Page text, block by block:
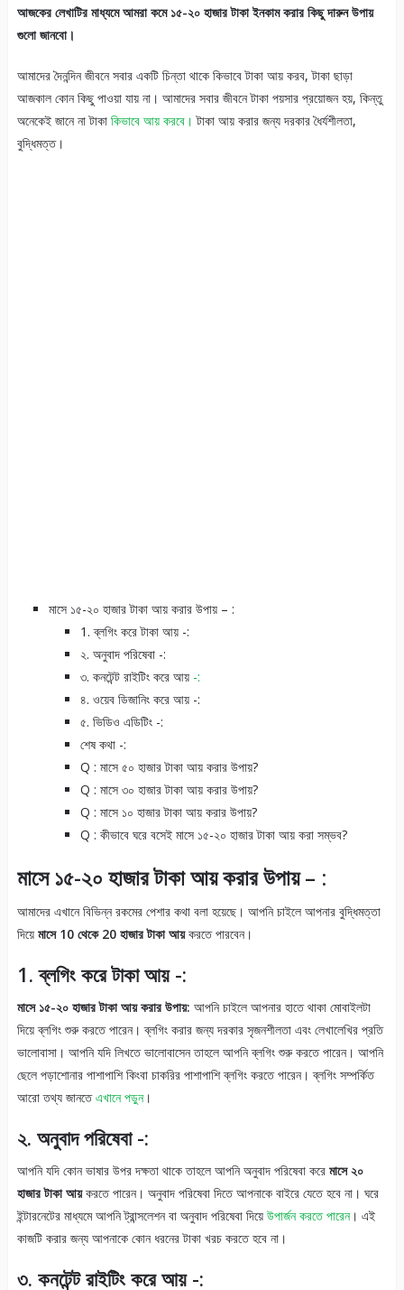
আজকের লেখাটির মাধ্যমে আমরা কমে ১৫-২০ হাজার টাকা ইনকাম করার কিছু দারুন উপায়
গুলো জানবো।
আমাদের দৈনন্দিন জীবনে সবার একটি চিন্তা থাকে কিভাবে টাকা আয় করব, টাকা ছাড়া
আজকাল কোন কিছু পাওয়া যায় না। আমাদের সবার জীবনে টাকা পয়সার প্রয়োজন হয়, কিন্তু
অনেকেই জানে না টাকাকিভাবে আয় করবে। টাকা আয় করার জন্য দরকার ধৈর্যশীলতা,
বুদ্ধিমত্ত।
মাসে ১৫-২০ হাজার টাকা আয় করার উপায় – :
1. ব্লগিং করে টাকা আয় -:
২. অনুবাদ পরিষেবা -:
৩. কনটেন্ট রাইটিং করে আয় -:
৪. ওয়েব ডিজানিং করে আয় -:
৫. ভিডিও এডিটিং -:
শেষ কথা -:
Q : মাসে ৫০ হাজার টাকা আয় করার উপায়?
Q : মাসে ৩০ হাজার টাকা আয় করার উপায়?
Q : মাসে ১০ হাজার টাকা আয় করার উপায়?
Q : কীভাবে ঘরে বসেই মাসে ১৫-২০ হাজার টাকা আয় করা সম্ভব?
মাসে ১৫-২০ হাজার টাকা আয় করার উপায় – :
আমাদের এখানে বিভিন্ন রকমের পেশার কথা বলা হয়েছে। আপনি চাইলে আপনার বুদ্ধিমত্তা
দিয়ে মাসে 10 থেকে 20 হাজার টাকা আয়করতে পারবেন।
1. ব্লগিং করে টাকা আয় -:
মাসে ১৫-২০ হাজার টাকা আয় করার উপায়: আপনি চাইলে আপনার হাতে থাকা মোবাইলটা
দিয়ে ব্লগিং শুরু করতে পারেন। ব্লগিং করার জন্য দরকার সৃজনশীলতা এবং লেখালেখির প্রতি
ভালোবাসা। আপনি যদি লিখতে ভালোবাসেন তাহলে আপনি ব্লগিং শুরু করতে পারেন। আপনি
ছেলে পড়াশোনার পাশাপাশি কিংবা চাকরির পাশাপাশি ব্লগিং করতে পারেন। ব্লগিং সম্পর্কিত
আরো তথ্য জানতেএখানে পড়ুন।
২. অনুবাদ পরিষেবা -:
আপনি যদি কোন ভাষার উপর দক্ষতা থাকে তাহলে আপনি অনুবাদ পরিষেবা করে মাসে ২০
হাজার টাকা আয়করতে পারেন। অনুবাদ পরিষেবা দিতে আপনাকে বাইরে যেতে হবে না। ঘরে
ইন্টারনেটের মাধ্যমে আপনি ট্রান্সলেশন বা অনুবাদ পরিষেবা দিয়ে উপার্জন করতে পারেন। এই
কাজটি করার জন্য আপনাকে কোন ধরনের টাকা খরচ করতে হবে না।
৩. কনটেন্ট রাইটিং করে আয় -: